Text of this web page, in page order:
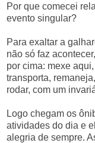
Por que comecei
evento singular?
Para exaltar a
não só faz
por cima: mexe
transporta,
rodar, com um
Logo chegam os
atividades do dia e
alegria de sempre.